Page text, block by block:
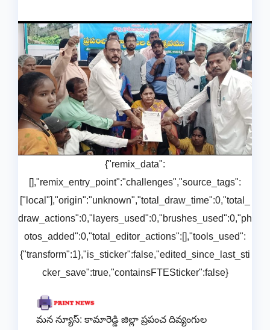
{"remix_data":
[],"remix_entry_point":"challenges","source_tags":
["local"],"origin":"unknown","total_draw_time":0,"total_
draw_actions":0,"layers_used":0,"brushes_used":0,"ph
otos_added":0,"total_editor_actions":[],"tools_used":
{"transform":1},"is_sticker":false,"edited_since_last_sti
cker_save":true,"containsFTESticker":false}
మన న్యూస్: కామారెడ్డి జిల్లా ప్రపంచ దివ్యంగుల